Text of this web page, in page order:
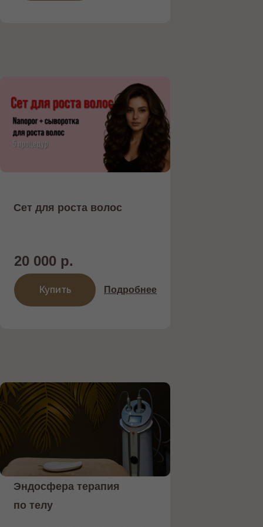
Подробнее
20 000 р.
Сет для роста волос
Купить
Эндосфера терапия
по телу
стоимость одной процедуры 5 500 р.